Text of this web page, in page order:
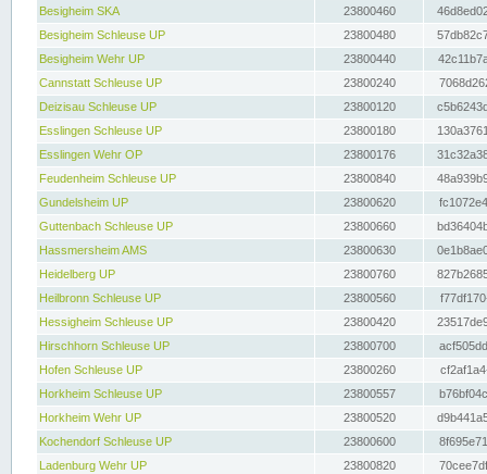
Besigheim SKA
23800460
Besigheim Schleuse UP
23800480
Besigheim Wehr UP
23800440
Cannstatt Schleuse UP
23800240
Deizisau Schleuse UP
23800120
Esslingen Schleuse UP
23800180
Esslingen Wehr OP
23800176
Feudenheim Schleuse UP
23800840
Gundelsheim UP
23800620
Guttenbach Schleuse UP
23800660
Hassmersheim AMS
23800630
Heidelberg UP
23800760
Heilbronn Schleuse UP
23800560
Hessigheim Schleuse UP
23800420
Hirschhorn Schleuse UP
23800700
Hofen Schleuse UP
23800260
Horkheim Schleuse UP
23800557
Horkheim Wehr UP
23800520
Kochendorf Schleuse UP
23800600
Ladenburg Wehr UP
23800820